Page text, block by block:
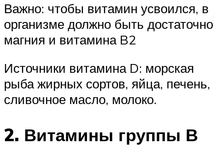
Важно: чтобы витамин усвоился, в
организме должно быть достаточно
магния и витамина B2
Источники витамина D: морская
рыба жирных сортов, яйца, печень,
сливочное масло, молоко.
2. Витамины группы В